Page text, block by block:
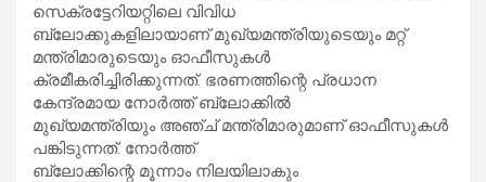
സെക്രട്ടേറിയറ്റിലെ വിവിധ
ബ്ലോക്കുകളിലായാണ് മുഖ്യമന്ത്രിയുടെയും മറ്റ്
മന്ത്രിമാരുടെയും ഓഫീസുകൾ
ക്രമീകരിച്ചിരിക്കുന്നത്. ഭരണത്തിന്റെ പ്രധാന
കേന്ദ്രമായ നോർത്ത് ബ്ലോക്കിൽ
മുഖ്യമന്ത്രിയും അഞ്ച് മന്ത്രിമാരുമാണ് ഓഫീസുകൾ
പങ്കിടുന്നത്. നോർത്ത്
ബ്ലോക്കിന്റെ മൂന്നാം നിലയിലാകും